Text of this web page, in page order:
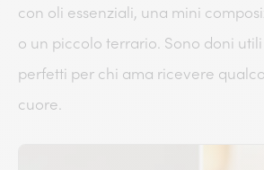
con oli essenziali, una mini
o un piccolo terrario. Sono doni
perfetti per chi ama ricevere
cuore.